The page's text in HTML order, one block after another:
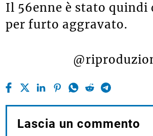
Il 56enne è stato quindi
per furto aggravato.
Lascia un commento